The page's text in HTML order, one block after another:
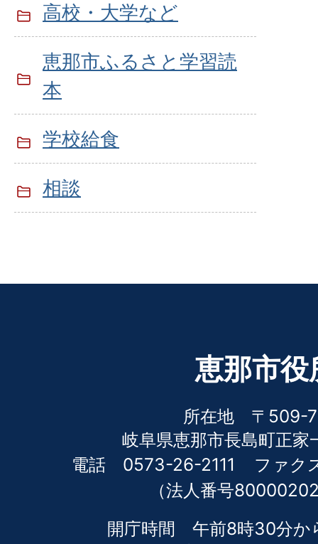
高校・大学など
恵那市ふるさと学習読
本
学校給食
相談
恵那市役
所在地 〒509-
岐阜県恵那市長島町正家
電話 0573-26-2111
ファ
（法人番号
開庁時間 午前8時30分か